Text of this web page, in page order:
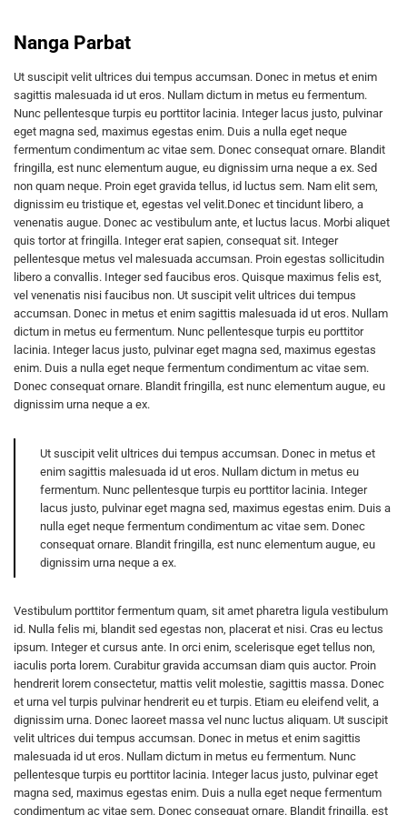
Nanga Parbat
Ut suscipit velit ultrices dui tempus accumsan. Donec in metus et enim
sagittis malesuada id ut eros. Nullam dictum in metus eu fermentum.
Nunc pellentesque turpis eu porttitor lacinia. Integer lacus justo, pulvinar
eget magna sed, maximus egestas enim. Duis a nulla eget neque
fermentum condimentum ac vitae sem. Donec consequat ornare. Blandit
fringilla, est nunc elementum augue, eu dignissim urna neque a ex. Sed
non quam neque. Proin eget gravida tellus, id luctus sem. Nam elit sem,
dignissim eu tristique et, egestas vel velit.Donec et tincidunt libero, a
venenatis augue. Donec ac vestibulum ante, et luctus lacus. Morbi aliquet
quis tortor at fringilla. Integer erat sapien, consequat sit. Integer
pellentesque metus vel malesuada accumsan. Proin egestas sollicitudin
libero a convallis. Integer sed faucibus eros. Quisque maximus felis est,
vel venenatis nisi faucibus non. Ut suscipit velit ultrices dui tempus
accumsan. Donec in metus et enim sagittis malesuada id ut eros. Nullam
dictum in metus eu fermentum. Nunc pellentesque turpis eu porttitor
lacinia. Integer lacus justo, pulvinar eget magna sed, maximus egestas
enim. Duis a nulla eget neque fermentum condimentum ac vitae sem.
Donec consequat ornare. Blandit fringilla, est nunc elementum augue, eu
dignissim urna neque a ex.
Ut suscipit velit ultrices dui tempus accumsan. Donec in metus et
enim sagittis malesuada id ut eros. Nullam dictum in metus eu
fermentum. Nunc pellentesque turpis eu porttitor lacinia. Integer
lacus justo, pulvinar eget magna sed, maximus egestas enim. Duis a
nulla eget neque fermentum condimentum ac vitae sem. Donec
consequat ornare. Blandit fringilla, est nunc elementum augue, eu
dignissim urna neque a ex.
Vestibulum porttitor fermentum quam, sit amet pharetra ligula vestibulum
id. Nulla felis mi, blandit sed egestas non, placerat et nisi. Cras eu lectus
ipsum. Integer et cursus ante. In orci enim, scelerisque eget tellus non,
iaculis porta lorem. Curabitur gravida accumsan diam quis auctor. Proin
hendrerit lorem consectetur, mattis velit molestie, sagittis massa. Donec
et urna vel turpis pulvinar hendrerit eu et turpis. Etiam eu eleifend velit, a
dignissim urna. Donec laoreet massa vel nunc luctus aliquam. Ut suscipit
velit ultrices dui tempus accumsan. Donec in metus et enim sagittis
malesuada id ut eros. Nullam dictum in metus eu fermentum. Nunc
pellentesque turpis eu porttitor lacinia. Integer lacus justo, pulvinar eget
magna sed, maximus egestas enim. Duis a nulla eget neque fermentum
condimentum ac vitae sem. Donec consequat ornare. Blandit fringilla, est